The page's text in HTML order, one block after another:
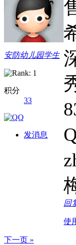
安防幼儿园学生
积分
33
发消息
回
使
下一页 »